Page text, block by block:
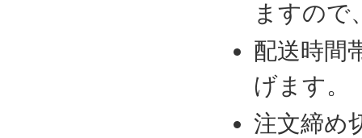
ますので
配送時間
げます。
注文締め